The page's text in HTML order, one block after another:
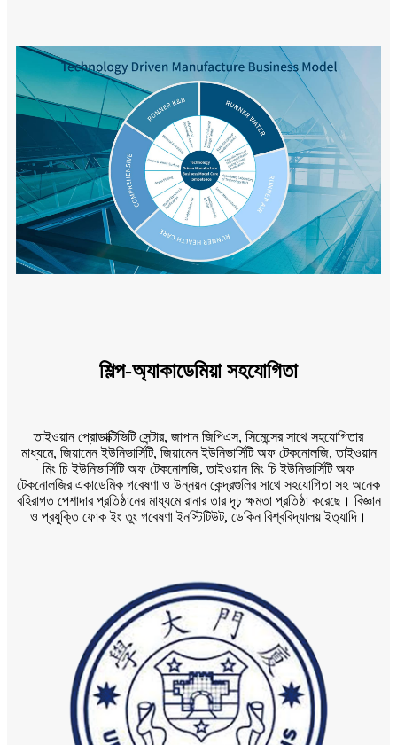
শিল্প-অ্যাকাডেমিয়া সহযোগিতা
তাইওয়ান প্রোডাক্টিভিটি সেন্টার, জাপান জিপিএস, সিমেন্সের সাথে সহযোগিতার
মাধ্যমে, জিয়ামেন ইউনিভার্সিটি, জিয়ামেন ইউনিভার্সিটি অফ টেকনোলজি, তাইওয়ান
মিং চি ইউনিভার্সিটি অফ টেকনোলজি, তাইওয়ান মিং চি ইউনিভার্সিটি অফ
টেকনোলজির একাডেমিক গবেষণা ও উন্নয়ন কেন্দ্রগুলির সাথে সহযোগিতা সহ অনেক
বহিরাগত পেশাদার প্রতিষ্ঠানের মাধ্যমে রানার তার দৃঢ় ক্ষমতা প্রতিষ্ঠা করেছে। বিজ্ঞান
ও প্রযুক্তি ফোক ইং তুং গবেষণা ইনস্টিটিউট, ডেকিন বিশ্ববিদ্যালয় ইত্যাদি।